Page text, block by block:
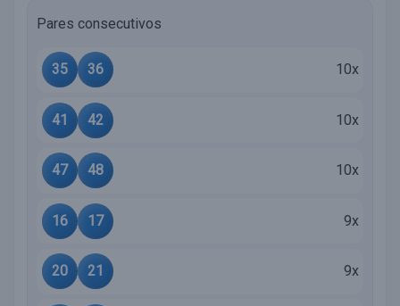
Pares consecutivos
35 36 10x
41 42 10x
47 48 10x
16 17 9x
20 21 9x